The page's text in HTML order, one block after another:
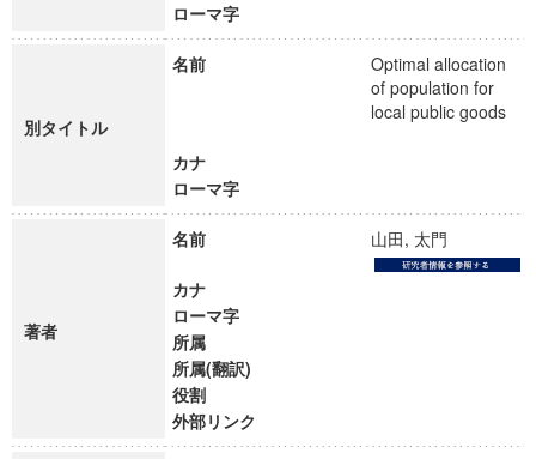
ローマ字
別タイトル
名前
Optimal allocation
of population for
local public goods
カナ
ローマ字
著者
名前 山田, 太門
カナ
ローマ字
所属
所属(翻訳)
役割
外部リンク